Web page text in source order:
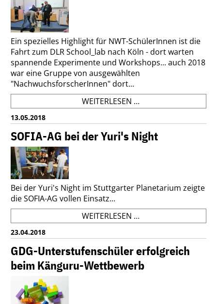
Ein spezielles Highlight für NWT-SchülerInnen ist die
Fahrt zum DLR School_lab nach Köln - dort warten
spannende Experimente und Workshops... auch 2018
war eine Gruppe von ausgewählten
"NachwuchsforscherInnen" dort...
WEITERLESEN …NWT-
FAHRT
NACH
KÖLN
2018
13.05.2018
SOFIA-AG bei der Yuri's Night
Bei der Yuri's Night im Stuttgarter Planetarium zeigte
die SOFIA-AG vollen Einsatz...
WEITERLESEN …SOFIA-
AG
BEI
DER
YURI'S
NIGHT
23.04.2018
GDG-Unterstufenschüler erfolgreich
beim Känguru-Wettbewerb